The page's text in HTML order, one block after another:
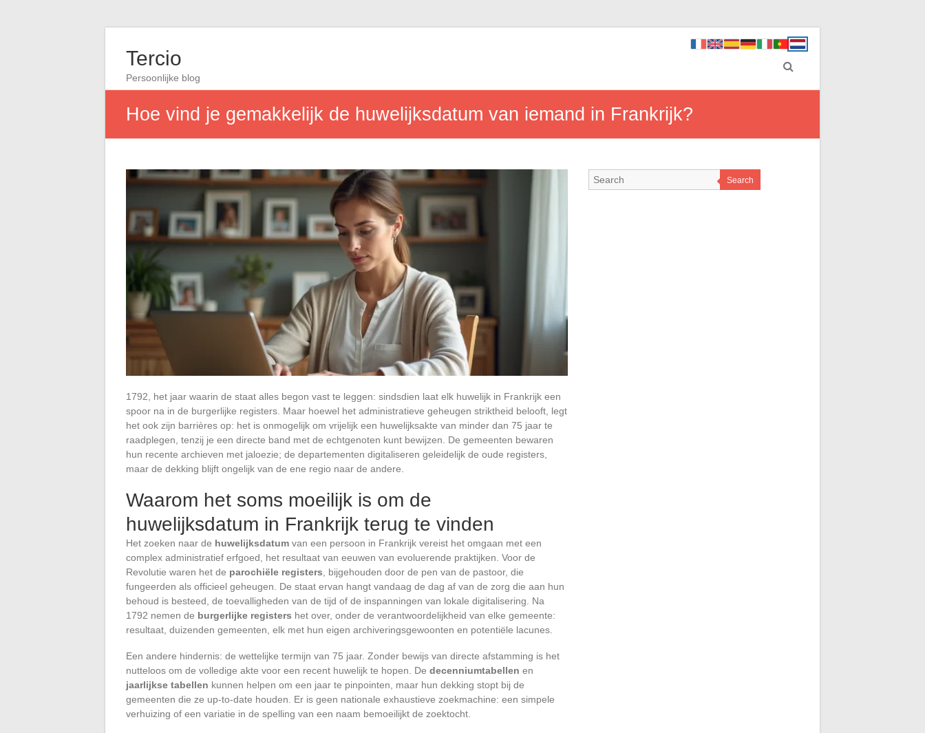
Tercio
Persoonlijke blog
Hoe vind je gemakkelijk de huwelijksdatum van iemand in Frankrijk?
1792, het jaar waarin de staat alles begon vast te leggen: sindsdien laat elk huwelijk in Frankrijk een
spoor na in de burgerlijke registers. Maar hoewel het administratieve geheugen striktheid belooft, legt
het ook zijn barrières op: het is onmogelijk om vrijelijk een huwelijksakte van minder dan 75 jaar te
raadplegen, tenzij je een directe band met de echtgenoten kunt bewijzen. De gemeenten bewaren
hun recente archieven met jaloezie; de departementen digitaliseren geleidelijk de oude registers,
maar de dekking blijft ongelijk van de ene regio naar de andere.
Waarom het soms moeilijk is om de
huwelijksdatum in Frankrijk terug te vinden
Het zoeken naar de huwelijksdatum van een persoon in Frankrijk vereist het omgaan met een
complex administratief erfgoed, het resultaat van eeuwen van evoluerende praktijken. Voor de
Revolutie waren het de parochiële registers , bijgehouden door de pen van de pastoor, die
fungeerden als officieel geheugen. De staat ervan hangt vandaag de dag af van de zorg die aan hun
behoud is besteed, de toevalligheden van de tijd of de inspanningen van lokale digitalisering. Na
1792 nemen de burgerlijke registers het over, onder de verantwoordelijkheid van elke gemeente:
resultaat, duizenden gemeenten, elk met hun eigen archiveringsgewoonten en potentiële lacunes.
Een andere hindernis: de wettelijke termijn van 75 jaar. Zonder bewijs van directe afstamming is het
nutteloos om de volledige akte voor een recent huwelijk te hopen. De decenniumtabellen en
jaarlijkse tabellen kunnen helpen om een jaar te pinpointen, maar hun dekking stopt bij de
gemeenten die ze up-to-date houden. Er is geen nationale exhaustieve zoekmachine: een simpele
verhuizing of een variatie in de spelling van een naam bemoeilijkt de zoektocht.
Search